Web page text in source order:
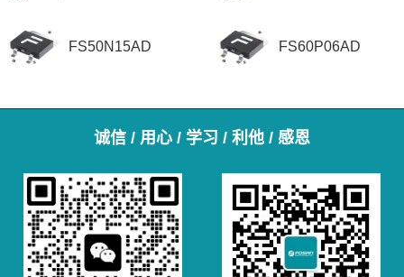
FS50N15AD FS60P06AD
诚信 / 用心 / 学习 / 利他 / 感恩